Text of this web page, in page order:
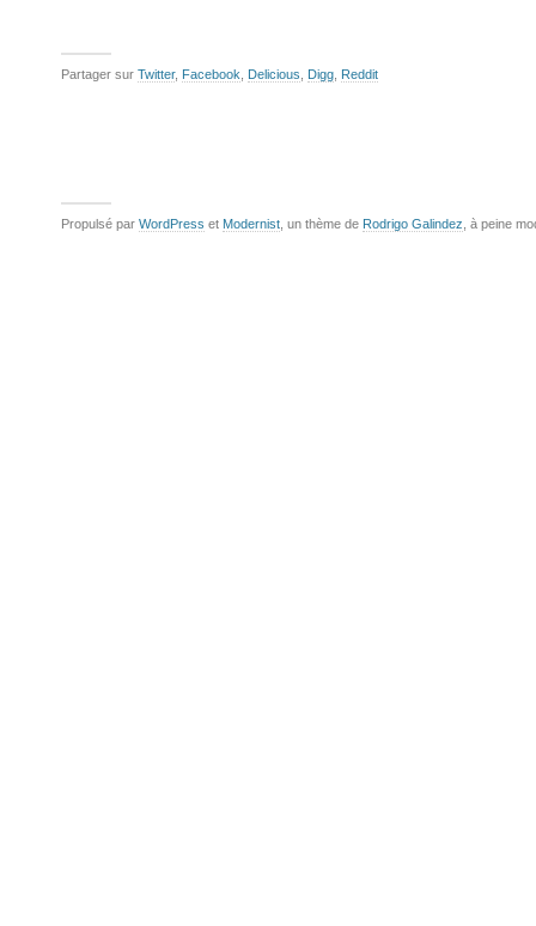
Partager sur Twitter, Facebook Delicious Digg Reddit
Propulsé par WordPress et Modernist , un thème de Rodrigo Galindez , à peine